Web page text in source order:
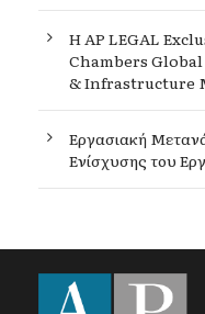
Η AP LEGAL
Chambers
& Infrastructure
Εργασιακή
Ενίσχυσης του